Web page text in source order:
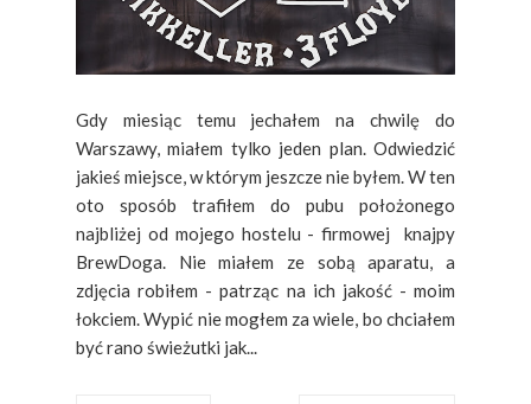
Gdy miesiąc temu jechałem na chwilę do
Warszawy, miałem tylko jeden plan. Odwiedzić
jakieś miejsce, w którym jeszcze nie byłem. W ten
oto sposób trafiłem do pubu położonego
najbliżej od mojego hostelu - firmowej knajpy
BrewDoga. Nie miałem ze sobą aparatu, a
zdjęcia robiłem - patrząc na ich jakość - moim
łokciem. Wypić nie mogłem za wiele, bo chciałem
być rano świeżutki jak...